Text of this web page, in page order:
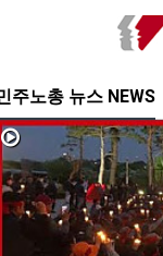
주노총 뉴스 NEWS